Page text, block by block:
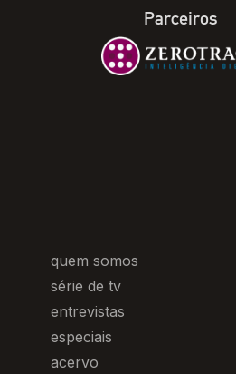
Parceiros
quem somos
série de tv
entrevistas
especiais
acervo